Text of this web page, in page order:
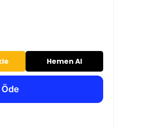
Hemen Al